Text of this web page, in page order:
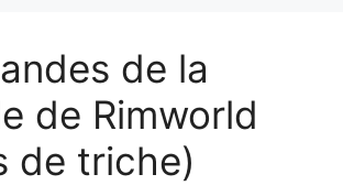
de la
de Rimworld
de triche)